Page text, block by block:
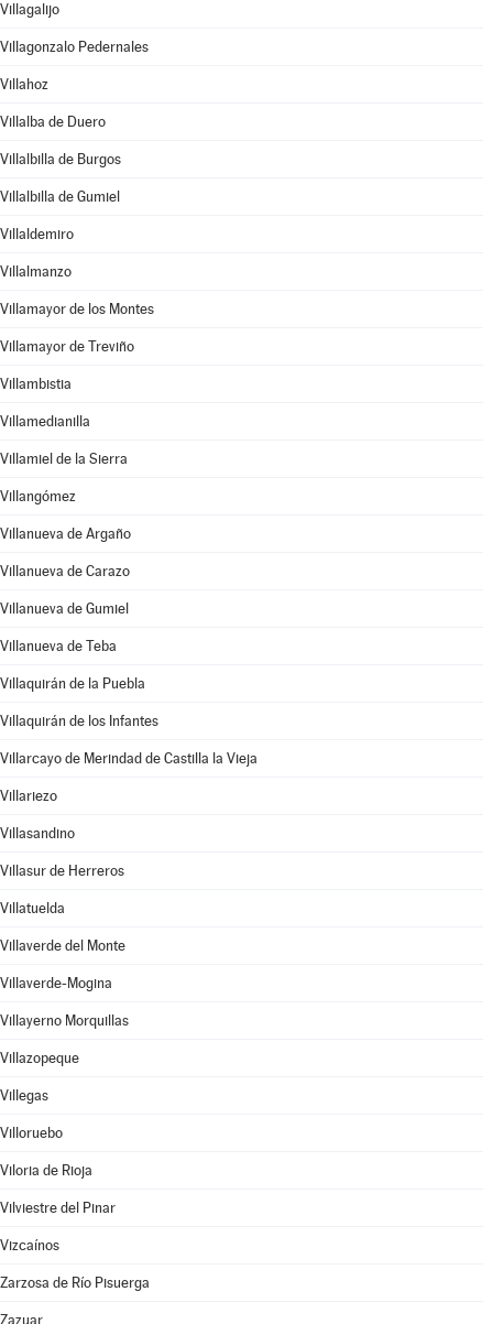
Villagalijo
Villagonzalo Pedernales
Villahoz
Villalba de Duero
Villalbilla de Burgos
Villalbilla de Gumiel
Villaldemiro
Villalmanzo
Villamayor de los Montes
Villamayor de Treviño
Villambistia
Villamedianilla
Villamiel de la Sierra
Villangómez
Villanueva de Argaño
Villanueva de Carazo
Villanueva de Gumiel
Villanueva de Teba
Villaquirán de la Puebla
Villaquirán de los Infantes
Villarcayo de Merindad de Castilla la Vieja
Villariezo
Villasandino
Villasur de Herreros
Villatuelda
Villaverde del Monte
Villaverde-Mogina
Villayerno Morquillas
Villazopeque
Villegas
Villoruebo
Viloria de Rioja
Vilviestre del Pinar
Vizcaínos
Zarzosa de Río Pisuerga
Zazuar